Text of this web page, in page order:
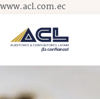
www.acl.com.ecIr
contenido